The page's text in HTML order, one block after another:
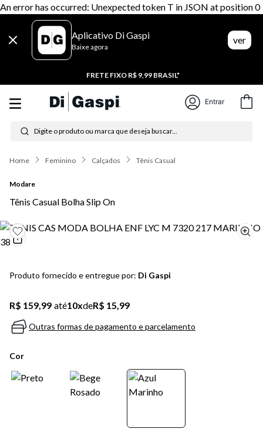
An error has occurred: Unexpected token T in JSON at position 0
Aplicativo Di Gaspi
Baixe agora
ver
20% CASHBACK
Entrar
Digite o produto ou marca que deseja buscar...
Feminino Calçados Tênis Casual
Modare
Tênis Casual Bolha Slip On
Produto fornecido e entregue por: Di Gaspi
R$ 159,99 até10xdeR$ 15,99
Outras formas de pagamento e parcelamento
Cor
Termos mais buscados
1º tênis feminino
4º tênis masculino
jeans
9º